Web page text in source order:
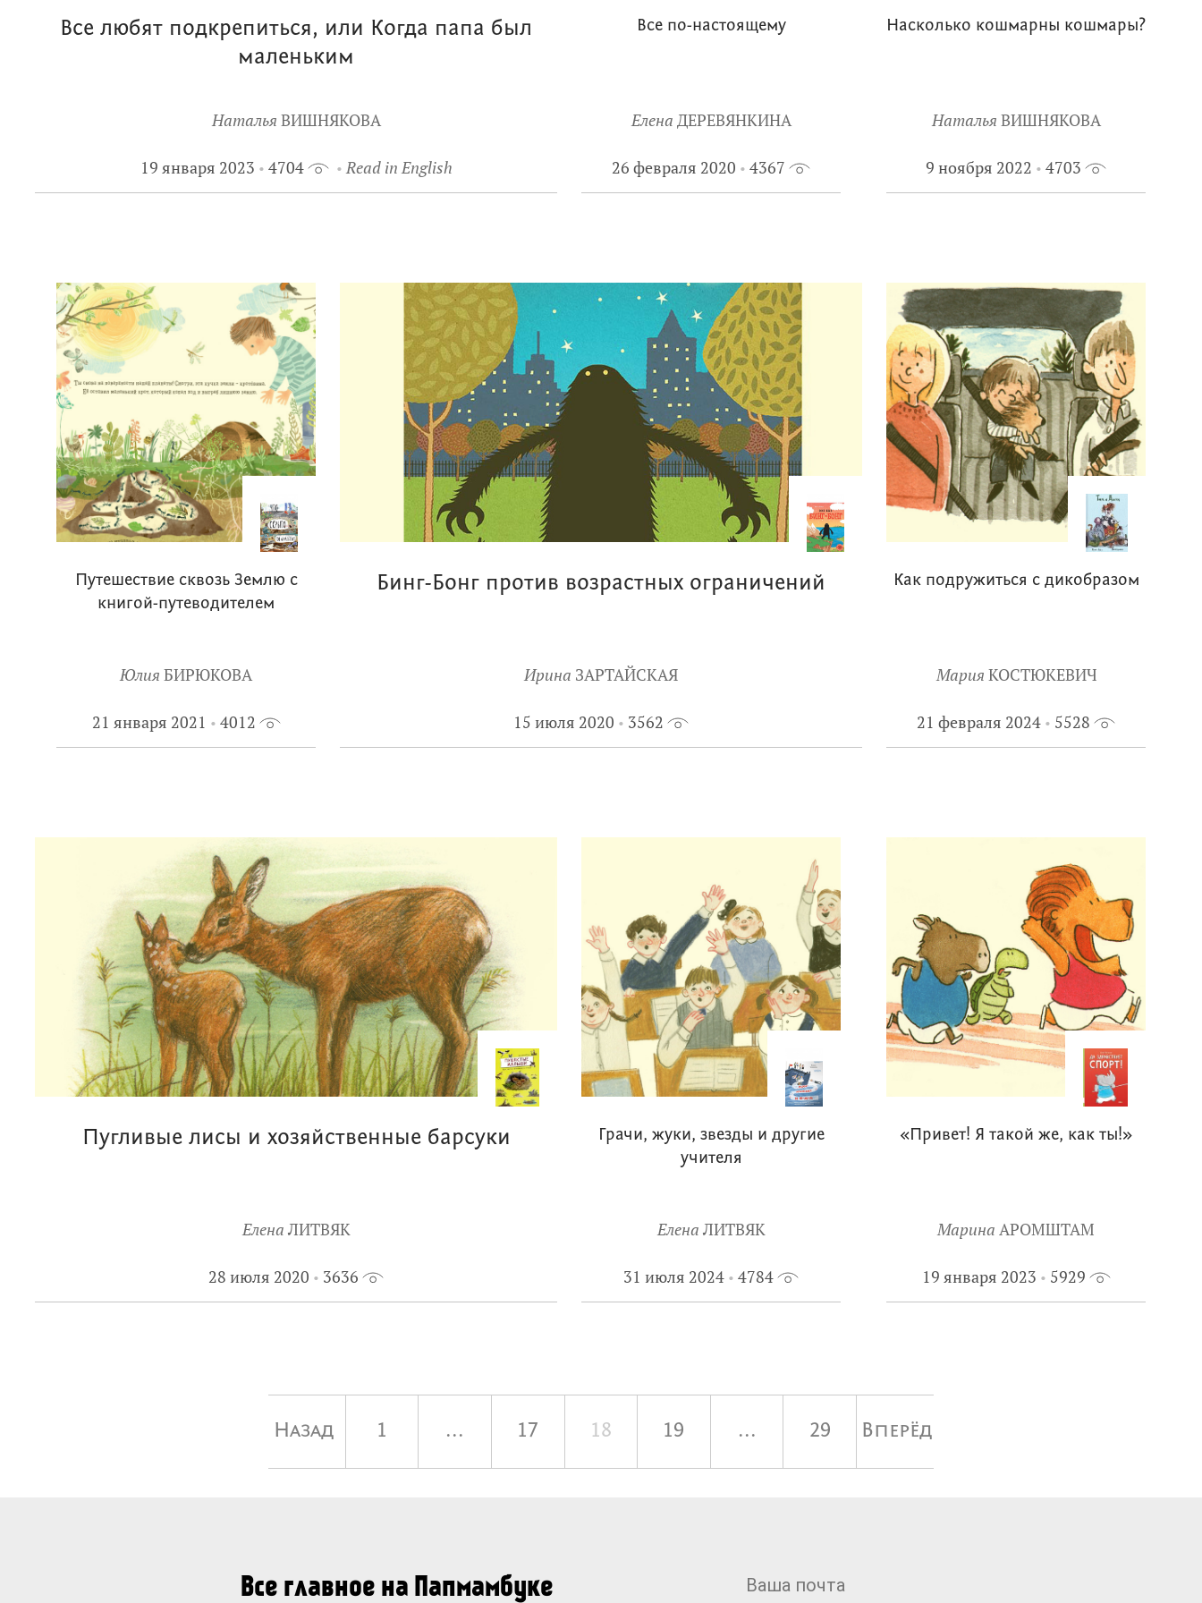
Все любят подкрепиться, или Когда папа был
маленьким
Наталья ВИШНЯКОВА
19 января 2023 4704 Read in English
Все по-настоящему
Елена ДЕРЕВЯНКИНА
26 февраля 2020 4367
Насколько кошмарны кошмары?
Наталья ВИШНЯКОВА
9 ноября 2022 4703
Путешествие сквозь Землю с
книгой-путеводителем
Юлия БИРЮКОВА
21 января 2021 4012
Бинг-Бонг против возрастных ограничений
Ирина ЗАРТАЙСКАЯ
15 июля 2020 3562
Как подружиться с дикобразом
Мария КОСТЮКЕВИЧ
21 февраля 2024 5528
Пугливые лисы и хозяйственные барсуки
Елена ЛИТВЯК
28 июля 2020 3636
Грачи, жуки, звезды и другие
учителя
Елена ЛИТВЯК
31 июля 2024 4784
«Привет! Я такой же, как ты!»
Марина АРОМШТАМ
19 января 2023 5929
Назад 1 ... 17 18 19 ... 29 Вперёд
Все главное на Папмамбуке